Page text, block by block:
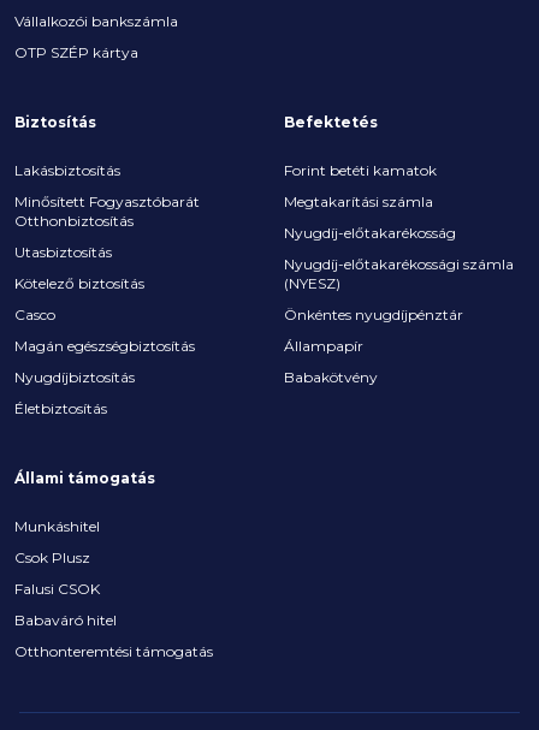
Vállalkozói bankszámla
OTP SZÉP kártya
Biztosítás
Lakásbiztosítás
Minősített Fogyasztóbarát
Otthonbiztosítás
Utasbiztosítás
Kötelező biztosítás
Casco
Magán egészségbiztosítás
Nyugdíjbiztosítás
Életbiztosítás
Befektetés
Forint betéti kamatok
Megtakarítási számla
Nyugdíj-előtakarékosság
Nyugdíj-előtakarékossági számla
(NYESZ)
Önkéntes nyugdíjpénztár
Állampapír
Babakötvény
Állami támogatás
Munkáshitel
Csok Plusz
Falusi CSOK
Babaváró hitel
Otthonteremtési támogatás